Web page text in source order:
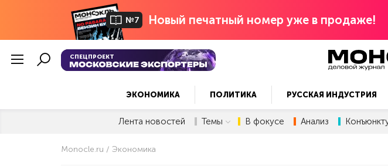
№7 Новый печатный номер уже в продаже!
СПЕЦПРОЕКТ
ЭКОНОМИКА ПОЛИТИКА РУССКАЯ ИНДУСТРИЯ
Лента новостей Темы В фокусе Анализ
Monocle.ru Экономика